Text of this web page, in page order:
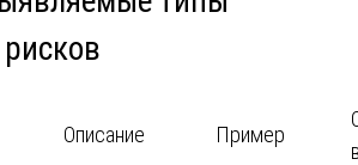
Описание Пример